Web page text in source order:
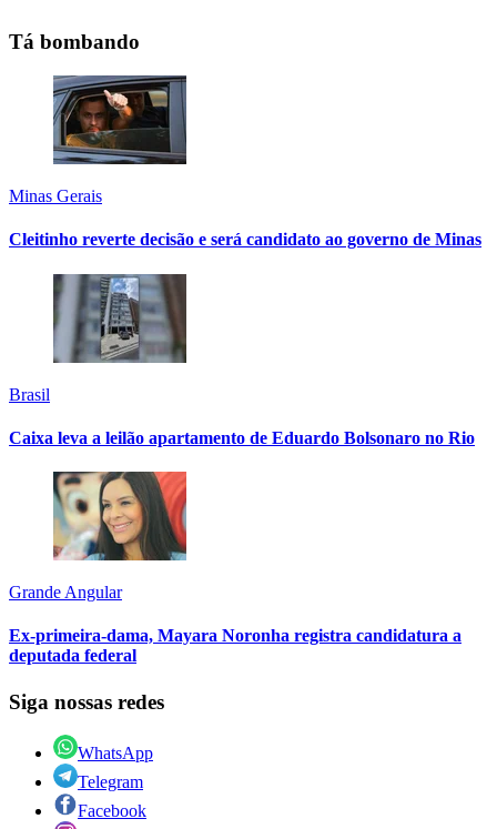
Tá bombando
Minas Gerais
Cleitinho reverte decisão e será candidato ao governo de Minas
Brasil
Caixa leva a leilão apartamento de Eduardo Bolsonaro no Rio
Grande Angular
Ex-primeira-dama, Mayara Noronha registra candidatura a
deputada federal
Siga nossas redes
WhatsApp
Telegram
Facebook